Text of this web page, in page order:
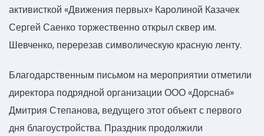
активисткой «Движения первых» Каролиной Казачек
Сергей Саенко торжественно открыл сквер им.
Шевченко, перерезав символическую красную ленту.
Благодарственным письмом на мероприятии отметили
директора подрядной организации ООО «Дорснаб»
Дмитрия Степанова, ведущего этот объект с первого
дня благоустройства. Праздник продолжили